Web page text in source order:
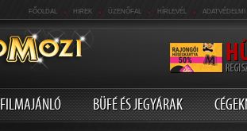
FŐOLDAL . HIREK . ÜZENŐFAL . HÍRLEVÉL . ADATVÉDELMI
FILMAJÁNLÓ BÜFÉ ÉS JEGYÁRAK